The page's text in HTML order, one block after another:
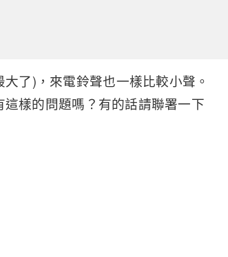
了)，來電鈴聲也一樣比較小聲。
樣的問題嗎？有的話請聯署一下